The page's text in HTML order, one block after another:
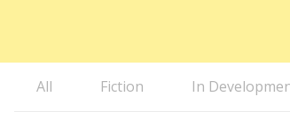
All Fiction In